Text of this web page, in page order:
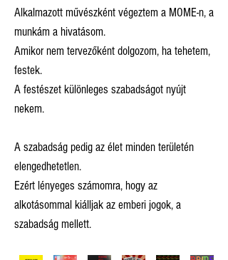
Alkalmazott művészként végeztem a MOME-n, a
munkám a hivatásom.
Amikor nem tervezőként dolgozom, ha tehetem,
festek.
A festészet különleges szabadságot nyújt
nekem.
A szabadság pedig az élet minden területén
elengedhetetlen.
Ezért lényeges számomra, hogy az
alkotásommal kiálljak az emberi jogok, a
szabadság mellett.